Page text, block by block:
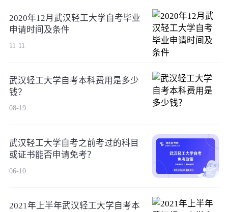
2020年12月武汉轻工大学自考毕业
申请时间及条件
11-11
武汉轻工大学自考本科费用是多少
钱？
08-19
武汉轻工大学自考之前考过的科目
或证书能否申请免考？
06-10
2021年上半年武汉轻工大学自考本